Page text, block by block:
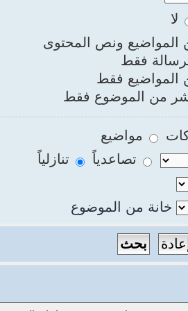
لا
المواضيع ونص المحتوى
فقط
المواضيع فقط
من الموضوع فقط
مواضيع
تصاعدياً
تنازلياً
خانة من الموضوع